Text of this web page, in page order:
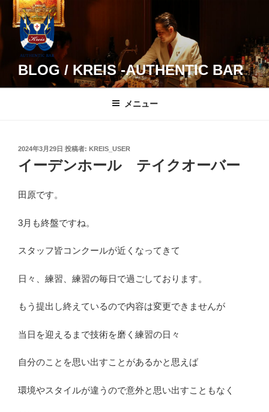
コ
BLOG / KREIS -AUTHENTIC BAR
メニュー
投
日:
2024年3月29日 投稿者: KREIS_USER
イーデンホール テイクオーバー
田原です。
3月も終盤ですね。
スタッフ皆コンクールが近くなってきて
日々、練習、練習の毎日で過ごしております。
もう提出し終えているので内容は変更できませんが
当日を迎えるまで技術を磨く練習の日々
自分のことを思い出すことがあるかと思えば
環境やスタイルが違うので意外と思い出すこともなく